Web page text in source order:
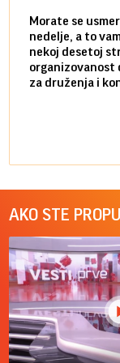
Morate se
nedelje, a to
nekoj desetoj
organizovanost
za druženja i
AKO STE